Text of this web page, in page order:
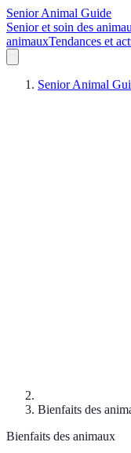
Senior Animal Guide
Senior et soin des
animauxTendances et
Senior Animal
Bienfaits des
Bienfaits des animaux